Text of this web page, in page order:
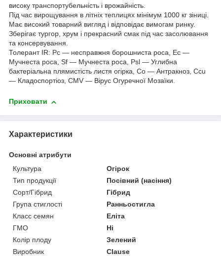
високу транспортубельність і врожайність.
Під час вирощування в літніх теплицях мінімум 1000 кг зіниці.
Має високий товарний вигляд і відповідає вимогам ринку.
Зберігає тургор, хрум і прекрасний смак під час засолювання
та консервування.
Толерант IR: Pc — несправжня борошниста роса, Ec —
Мучнеста роса, Sf — Мучнеста роса, Psl — Углибна
бактеріальна плямистість листя огірка, Co — Антракноз, Ccu
— Кладоспортіоз, CMV — Вірус Огуречної Мозаїки.
Приховати
Характеристики
Основні атрибути
Культура
Огірок
Тип продукції
Посівний (насіння)
Сорт/Гібрид
Гібрид
Група стиглості
Ранньостигла
Класс семян
Еліта
ГМО
Ні
Колір плоду
Зелений
Виробник
Clause